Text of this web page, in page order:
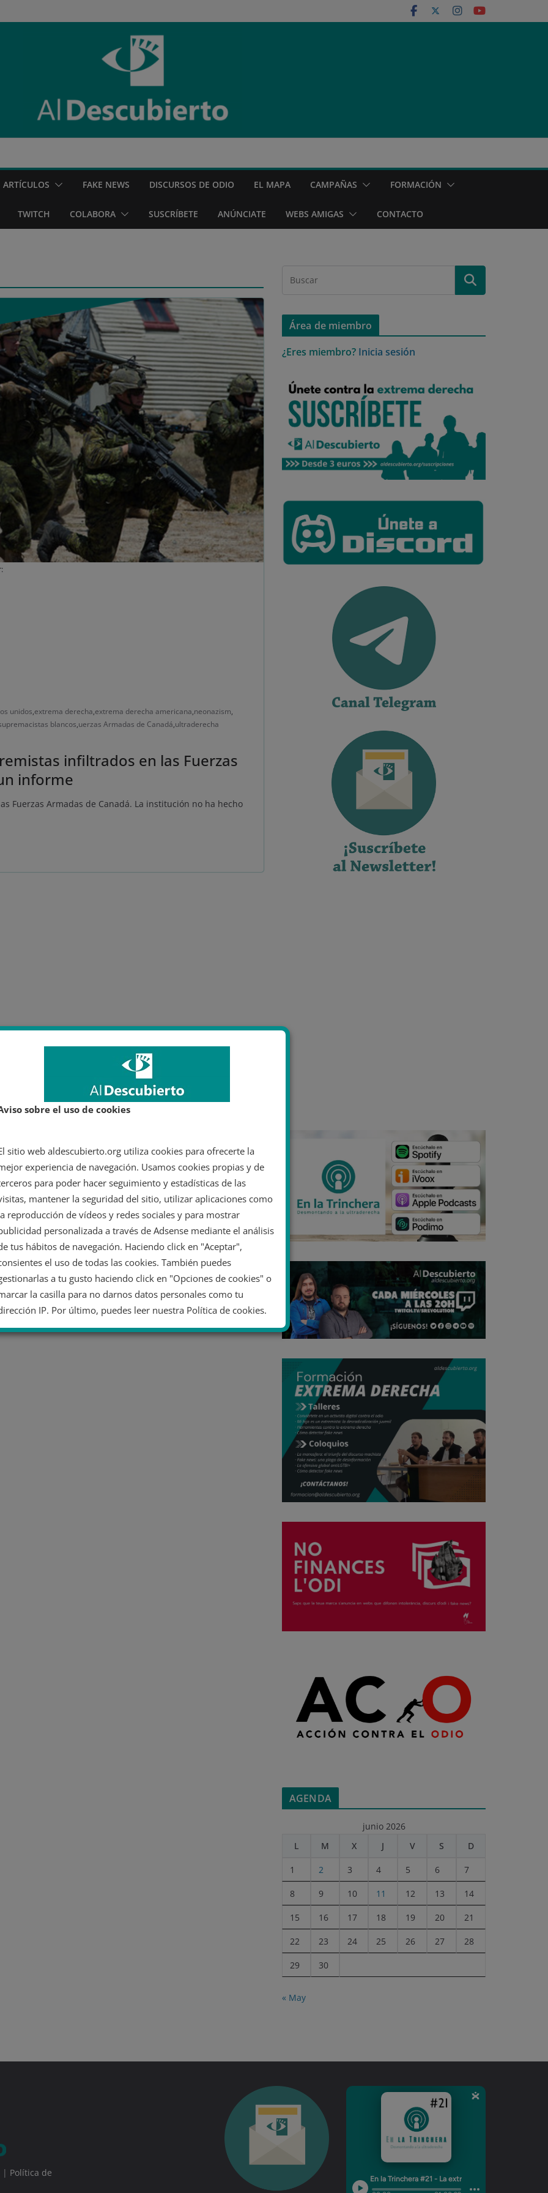
ARTÍCULOS FAKE NEWS DISCURSOS DE ODIO EL MAPA CAMPAÑAS FORMACIÓN
TWITCH COLABORA SUSCRÍBETE ANÚNCIATE WEBS AMIGAS CONTACTO
unidos,extrema derecha,extrema derecha americana,neonazism,
blancos,uerzas Armadas de Canadá,ultraderecha
infiltrados en las Fuerzas
informe
Fuerzas Armadas de Canadá. La institución no ha hecho
Área de miembro
¿Eres miembro? Inicia sesión
AGENDA
junio 2026
L
M X J V S D
1 2 3 4 5 6 7
8 9 10 11 12 13 14
15 16 17 18 19 20 21
22 23 24 25 26 27 28
29 30
« May
| Política de
sobre el uso de cookies
sitio web aldescubierto.org utiliza cookies para ofrecerte la
experiencia de navegación. Usamos cookies propias y de
para poder hacer seguimiento y estadísticas de las
mantener la seguridad del sitio, utilizar aplicaciones como
reproducción de vídeos y redes sociales y para mostrar
personalizada a través de Adsense mediante el análisis
tus hábitos de navegación. Haciendo click en "Aceptar",
el uso de todas las cookies. También puedes
a tu gusto haciendo click en "Opciones de cookies" o
la casilla para no darnos datos personales como tu
IP. Por último, puedes leer nuestra Política de cookies.